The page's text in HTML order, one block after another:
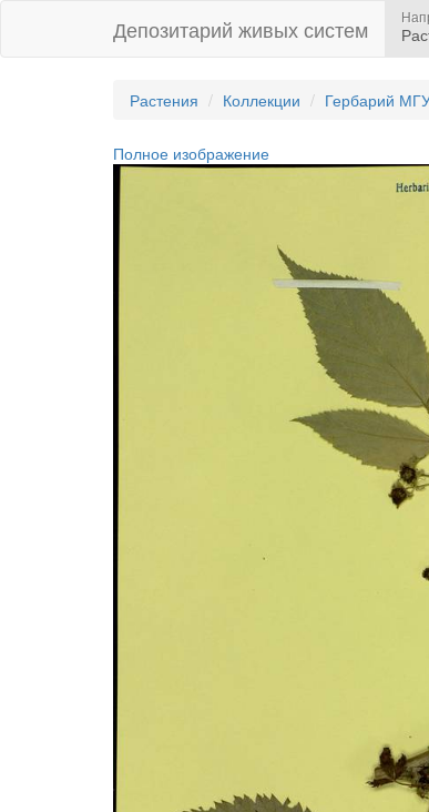
Депозитарий живых систем
Растения Коллекции Гербарий
Полное изображение